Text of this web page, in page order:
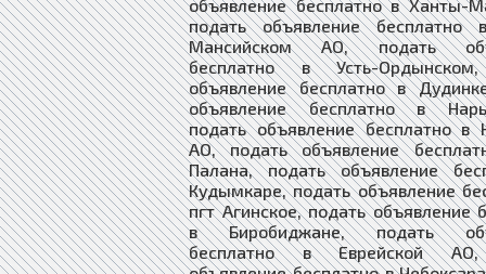
объявление бесплатно в Ханты-
подать объявление бесплатно
Мансийском АО, подать
бесплатно в Усть-
объявление бесплатно в
объявление бесплатно в
подать объявление бесплатно в
АО, подать объявление
Палана, подать объявление
Кудымкаре, подать объявление
пгт Агинское, подать объявление
в Биробиджане, подать
бесплатно в Еврейской АО,